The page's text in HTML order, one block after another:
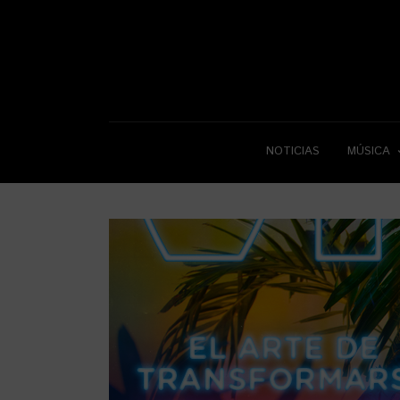
NOTICIAS MÚSICA